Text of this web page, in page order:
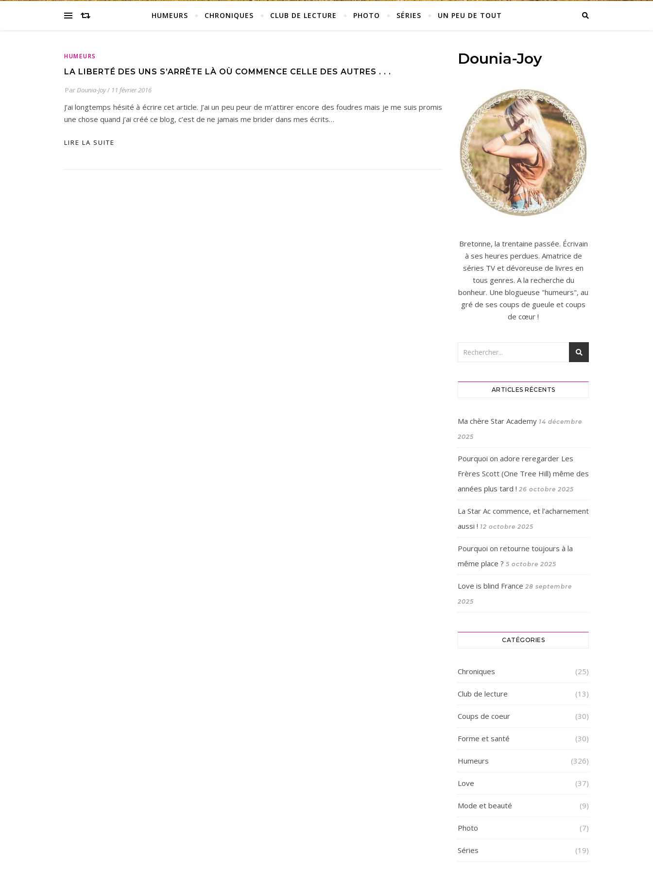
HUMEURS CHRONIQUES CLUB DE LECTURE PHOTO SÉRIES UN PEU DE TOUT
HUMEURS
LA LIBERTÉ DES UNS S’ARRÊTE LÀ OÙ COMMENCE CELLE DES AUTRES . . .
ParDounia-Joy/ 11 février 2016
J’ai longtemps hésité à écrire cet article. J’ai un peu peur de m’attirer encore des foudres mais je me suis promis
une chose quand j’ai créé ce blog, c’est de ne jamais me brider dans mes écrits…
LIRE LA SUITE
Dounia-Joy
Bretonne, la trentaine passée. Écrivain
à ses heures perdues. Amatrice de
séries TV et dévoreuse de livres en
tous genres. A la recherche du
bonheur. Une blogueuse "humeurs", au
gré de ses coups de gueule et coups
de cœur !
ARTICLES RÉCENTS
Ma chère Star Academy 14 décembre
2025
Pourquoi on adore reregarder Les
Frères Scott (One Tree Hill) même des
années plus tard ! 26 octobre 2025
La Star Ac commence, et l’acharnement
aussi ! 12 octobre 2025
Pourquoi on retourne toujours à la
même place ? 5 octobre 2025
Love is blind France 28 septembre
2025
CATÉGORIES
Chroniques (25)
Club de lecture (13)
Coups de coeur (30)
Forme et santé (30)
Humeurs (326)
Love (37)
Mode et beauté (9)
Photo (7)
Séries (19)